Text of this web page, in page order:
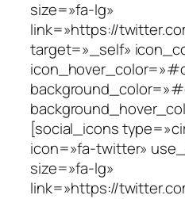
size=»fa-lg»
link=»https://
target=»_self»
[social_icons
icon=»fa-twitter»
size=»fa-lg»
link=»https://